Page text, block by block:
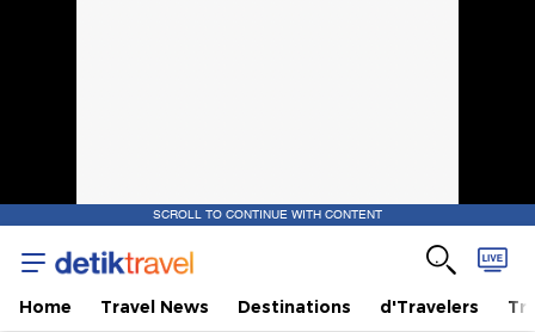
SCROLL TO CONTINUE WITH CONTENT
Home Travel News Destinations d'Travelers